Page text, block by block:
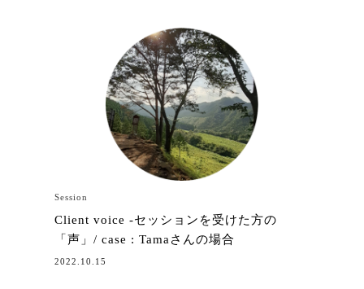
Session
Client voice -セッションを受けた方の
「声」/ case : Tamaさんの場合
2022.10.15